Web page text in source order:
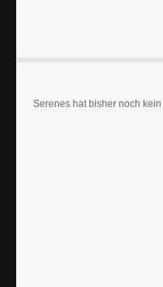
Serenes hat bisher noch kein